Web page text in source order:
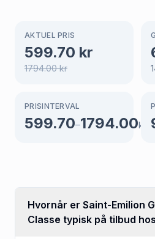
AKTUEL PRIS
599.70 kr
1794.00kr
PRISINTERVAL
599.70–1794.00kr
Hvornår er Saint-Emilion
Classe typisk på tilbud